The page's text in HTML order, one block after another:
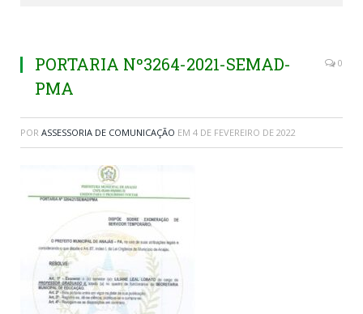
PORTARIA Nº3264-2021-SEMAD-
PMA
0
POR ASSESSORIA DE COMUNICAÇÃO EM 4 DE FEVEREIRO DE 2022